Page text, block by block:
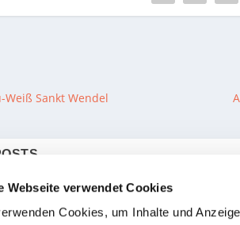
Webseite verwendet Cookies
Cookies, um Inhalte und
Sankt Wendel
Klos-Mannschaft